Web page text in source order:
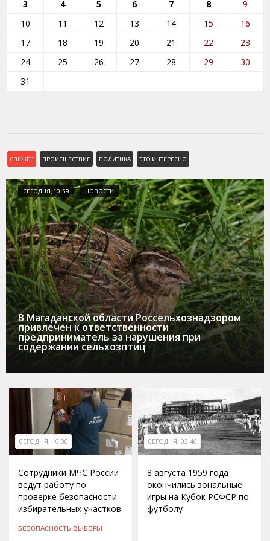
3 4 5 6 7 8
9
10
11 12 13 14 15
16
17
18 19 20 21 22
23
24
25 26 27 28 29
30
31
СВЕЖЕЕ ПРОИСШЕСТВИЕ ПОЛИТИКА ЭТО ИНТЕРЕСНО
СЕГОДНЯ, 10:59 НОВОСТИ
В Магаданской области Россельхознадзором
привлечен к ответственности
предприниматель за нарушения при
содержании сельхозптиц
СЕГОДНЯ, 10:00
Сотрудники МЧС России
ведут работу по
проверке безопасности
избирательных участков
БЕЗОПАСНОСТЬ ВЫБОРЫ
СЕГОДНЯ, 03:46
8 августа 1959 года
окончились зональные
игры на Кубок РСФСР по
футболу